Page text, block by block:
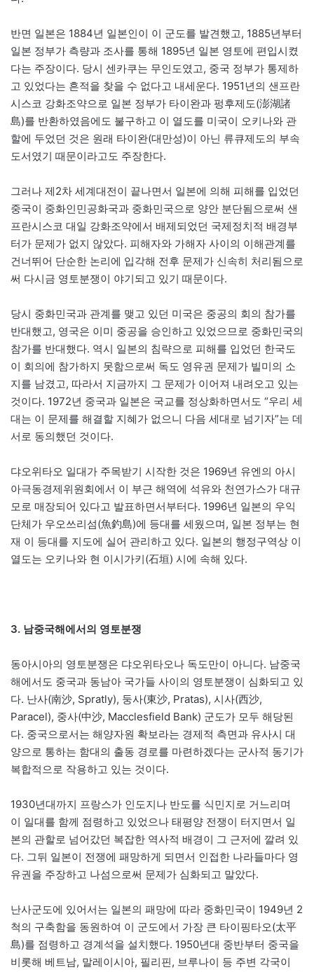
반면 일본은 1884년 일본인이 이 군도를 발견했고, 1885년부터
일본 정부가 측량과 조사를 통해 1895년 일본 영토에 편입시켰
다는 주장이다. 당시 센카쿠는 무인도였고, 중국 정부가 통제하
고 있었다는 흔적을 찾을 수 없다고 내세운다. 1951년의 샌프란
시스코 강화조약으로 일본 정부가 타이완과 펑후제도(澎湖諸
島)를 반환하였음에도 불구하고 이 열도를 미국이 오키나와 관
할에 두었던 것은 원래 타이완(대만성)이 아닌 류큐제도의 부속
도서였기 때문이라고도 주장한다.
그러나 제2차 세계대전이 끝나면서 일본에 의해 피해를 입었던
중국이 중화인민공화국과 중화민국으로 양안 분단됨으로써 샌
프란시스코 대일 강화조약에서 배제되었던 국제정치적 배경부
터가 문제가 없지 않았다. 피해자와 가해자 사이의 이해관계를
건너뛰어 단순한 논리에 입각해 전후 문제가 신속히 처리됨으로
써 다시금 영토분쟁이 야기되고 있기 때문이다.
당시 중화민국과 관계를 맺고 있던 미국은 중공의 회의 참가를
반대했고, 영국은 이미 중공을 승인하고 있었으므로 중화민국의
참가를 반대했다. 역시 일본의 침략으로 피해를 입었던 한국도
이 회의에 참가하지 못함으로써 독도 영유권 문제가 빌미의 소
지를 남겼고, 따라서 지금까지 그 문제가 이어져 내려오고 있는
것이다. 1972년 중국과 일본은 국교를 정상화하면서도 “우리 세
대는 이 문제를 해결할 지혜가 없으니 다음 세대로 넘기자”는 데
서로 동의했던 것이다.
댜오위타오 일대가 주목받기 시작한 것은 1969년 유엔의 아시
아극동경제위원회에서 이 부근 해역에 석유와 천연가스가 대규
모로 매장되어 있다고 발표하면서부터다. 1996년 일본의 우익
단체가 우오쓰리섬(魚釣島)에 등대를 세웠으며, 일본 정부는 현
재 이 등대를 지도에 실어 관리하고 있다. 일본의 행정구역상 이
열도는 오키나와 현 이시가키(石垣) 시에 속해 있다.
3. 남중국해에서의 영토분쟁
동아시아의 영토분쟁은 댜오위타오나 독도만이 아니다. 남중국
해에서도 중국과 동남아 국가들 사이의 영토분쟁이 심화되고 있
다. 난사(南沙, Spratly), 둥사(東沙, Pratas), 시사(西沙,
Paracel), 중사(中沙, Macclesfield Bank) 군도가 모두 해당된
다. 중국으로서는 해양자원 확보라는 경제적 측면과 유사시 대
양으로 통하는 함대의 출동 경로를 마련하겠다는 군사적 동기가
복합적으로 작용하고 있는 것이다.
1930년대까지 프랑스가 인도지나 반도를 식민지로 거느리며
이 일대를 함께 점령하고 있었으나 태평양 전쟁이 터지면서 일
본의 관할로 넘어갔던 복잡한 역사적 배경이 그 근저에 깔려 있
다. 그뒤 일본이 전쟁에 패망하게 되면서 인접한 나라들마다 영
유권을 주장하고 나섬으로써 문제가 심화되고 말았다.
난사군도에 있어서는 일본의 패망에 따라 중화민국이 1949년 2
척의 구축함을 동원하여 이 군도에서 가장 큰 타이핑타오(太平
島)를 점령하고 경계석을 설치했다. 1950년대 중반부터 중국을
비롯해 베트남, 말레이시아, 필리핀, 브루나이 등 주변 각국이